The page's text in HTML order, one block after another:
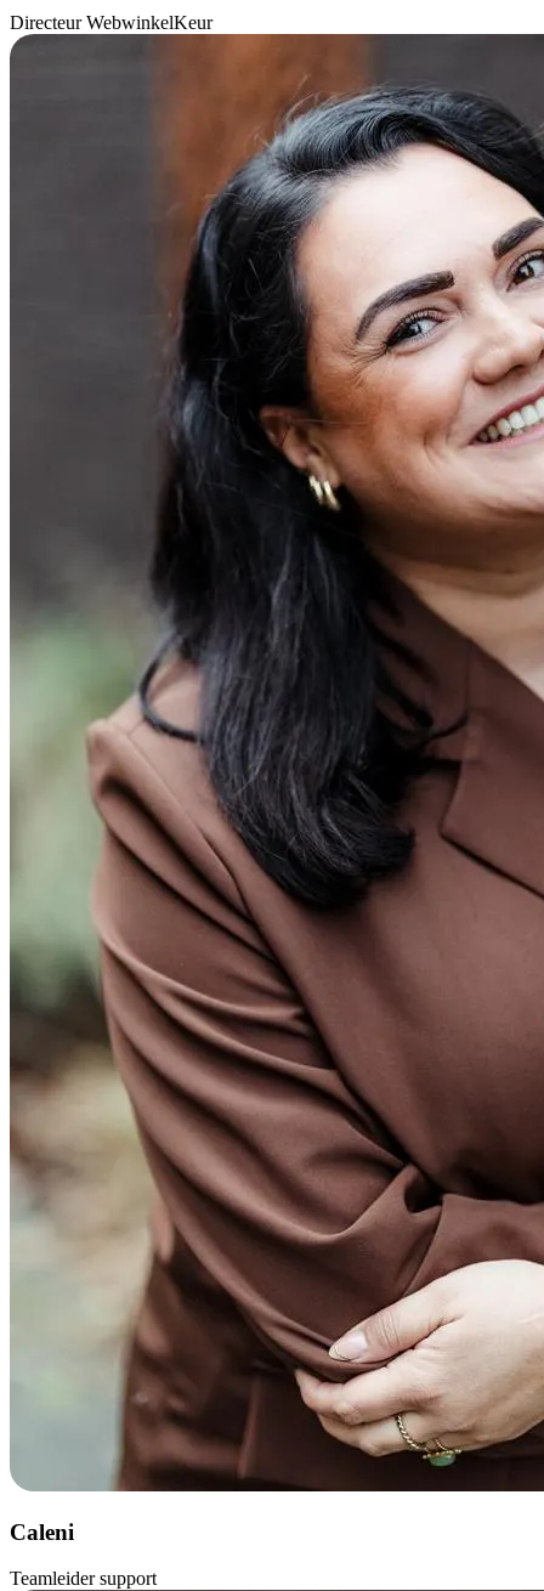
Directeur WebwinkelKeur
Caleni
Teamleider support